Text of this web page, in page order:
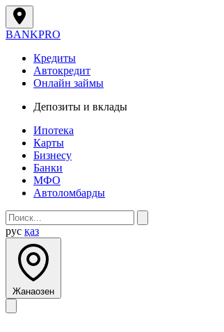
BANKPRO
Кредиты
Автокредит
Онлайн займы
Депозиты и вклады
Ипотека
Карты
Бизнесу
Банки
МФО
Автоломбарды
рус қаз
Жанаозен